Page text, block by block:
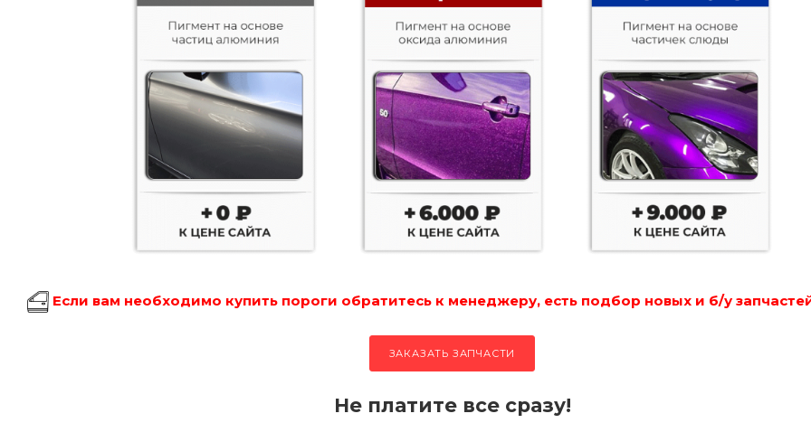
Если вам необходимо купить пороги обратитесь к менеджеру, есть подбор новых и б/у
ЗАКАЗАТЬ ЗАПЧАСТИ
Не платите все сразу!